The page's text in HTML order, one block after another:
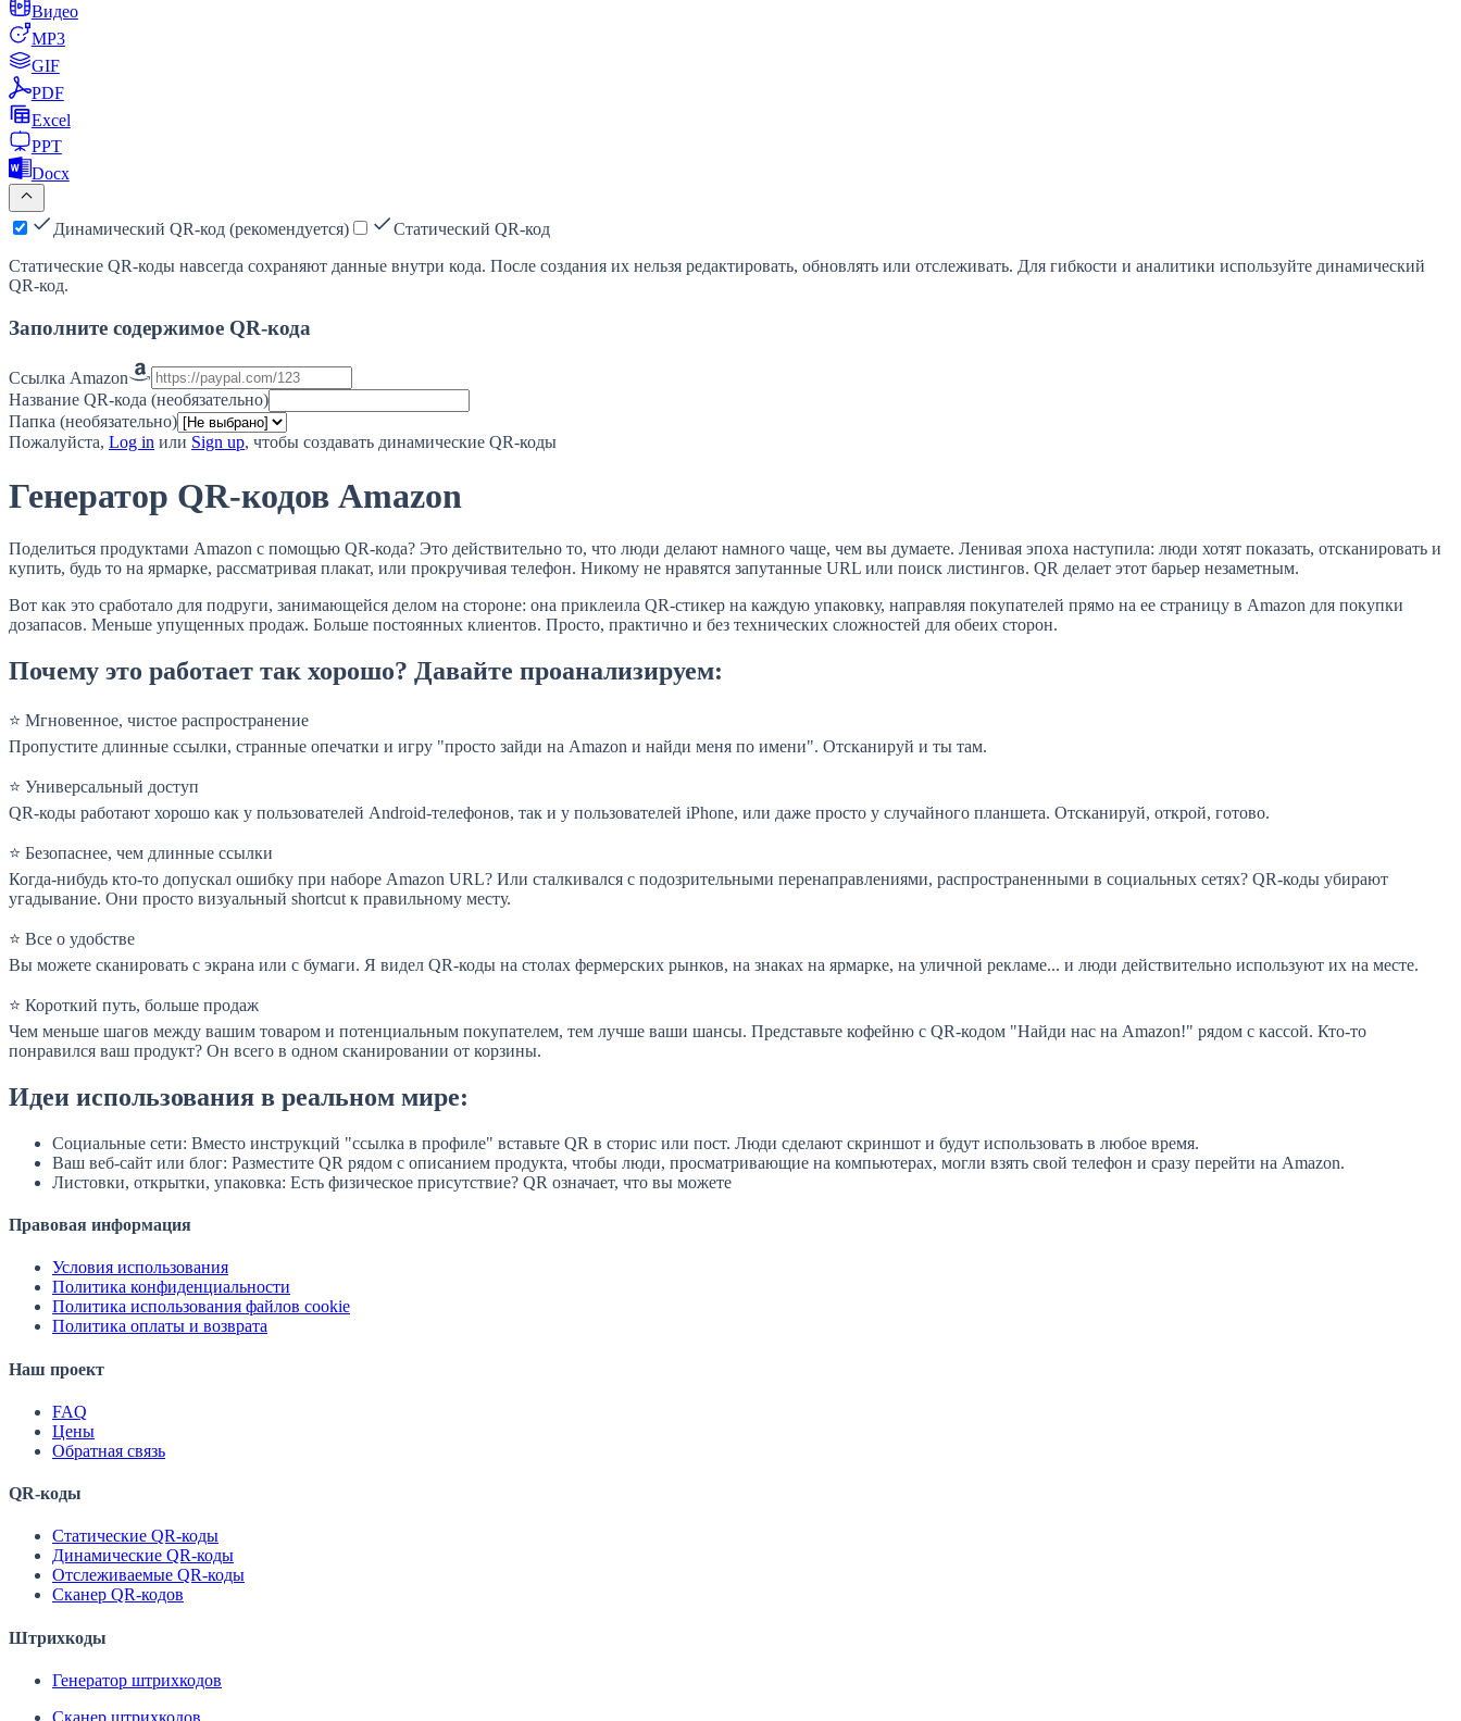
Видео
MP3
GIF
PDF
Excel
PPT
Docx
Динамический QR-код (рекомендуется)
Статический QR-код
Статические QR-коды навсегда сохраняют данные внутри кода. После создания их нельзя редактировать, обновлять или отслеживать. Для гибкости и аналитики используйте динамический
QR-код.
Заполните содержимое QR-кода
Ссылка Amazon
Название QR-кода (необязательно)
Папка (необязательно)
Пожалуйста, Log in или Sign up, чтобы создавать динамические QR-коды
Генератор QR-кодов Amazon
Поделиться продуктами Amazon с помощью QR-кода? Это действительно то, что люди делают намного чаще, чем вы думаете. Ленивая эпоха наступила: люди хотят показать, отсканировать и
купить, будь то на ярмарке, рассматривая плакат, или прокручивая телефон. Никому не нравятся запутанные URL или поиск листингов. QR делает этот барьер незаметным.
Вот как это сработало для подруги, занимающейся делом на стороне: она приклеила QR-стикер на каждую упаковку, направляя покупателей прямо на ее страницу в Amazon для покупки
дозапасов. Меньше упущенных продаж. Больше постоянных клиентов. Просто, практично и без технических сложностей для обеих сторон.
Почему это работает так хорошо? Давайте проанализируем:
⭐ Мгновенное, чистое распространение
Пропустите длинные ссылки, странные опечатки и игру "просто зайди на Amazon и найди меня по имени". Отсканируй и ты там.
⭐ Универсальный доступ
QR-коды работают хорошо как у пользователей Android-телефонов, так и у пользователей iPhone, или даже просто у случайного планшета. Отсканируй, открой, готово.
⭐ Безопаснее, чем длинные ссылки
Когда-нибудь кто-то допускал ошибку при наборе Amazon URL? Или сталкивался с подозрительными перенаправлениями, распространенными в социальных сетях? QR-коды убирают
угадывание. Они просто визуальный shortcut к правильному месту.
⭐ Все о удобстве
Вы можете сканировать с экрана или с бумаги. Я видел QR-коды на столах фермерских рынков, на знаках на ярмарке, на уличной рекламе... и люди действительно используют их на месте.
⭐ Короткий путь, больше продаж
Чем меньше шагов между вашим товаром и потенциальным покупателем, тем лучше ваши шансы. Представьте кофейню с QR-кодом "Найди нас на Amazon!" рядом с кассой. Кто-то
понравился ваш продукт? Он всего в одном сканировании от корзины.
Идеи использования в реальном мире:
Социальные сети: Вместо инструкций "ссылка в профиле" вставьте QR в сторис или пост. Люди сделают скриншот и будут использовать в любое время.
Ваш веб-сайт или блог: Разместите QR рядом с описанием продукта, чтобы люди, просматривающие на компьютерах, могли взять свой телефон и сразу перейти на Amazon.
Листовки, открытки, упаковка: Есть физическое присутствие? QR означает, что вы можете
Правовая информация
Условия использования
Политика конфиденциальности
Политика использования файлов cookie
Политика оплаты и возврата
Наш проект
FAQ
Цены
Обратная связь
QR-коды
Статические QR-коды
Динамические QR-коды
Отслеживаемые QR-коды
Сканер QR-кодов
Штрихкоды
Генератор штрихкодов
Сканер штрихкодов